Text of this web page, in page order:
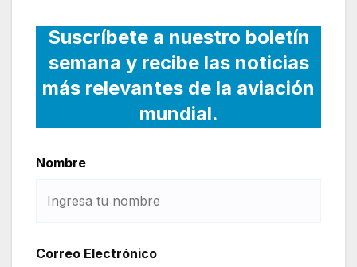
Suscríbete a nuestro boletín
semana y recibe las noticias
más relevantes de la aviación
mundial.
Nombre
Correo Electrónico